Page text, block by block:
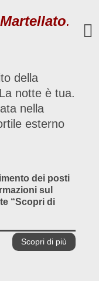
.
della
notte è tua.
nella
esterno
dei posti
sul
“Scopri di
Scopri di più